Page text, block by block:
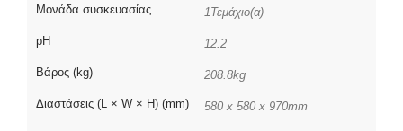
Μονάδα συσκευασίας 1Τεμάχιο(α)
pH 12.2
Βάρος (kg) 208.8kg
Διαστάσεις (L × W × H) (mm) 580 x 580 x 970mm